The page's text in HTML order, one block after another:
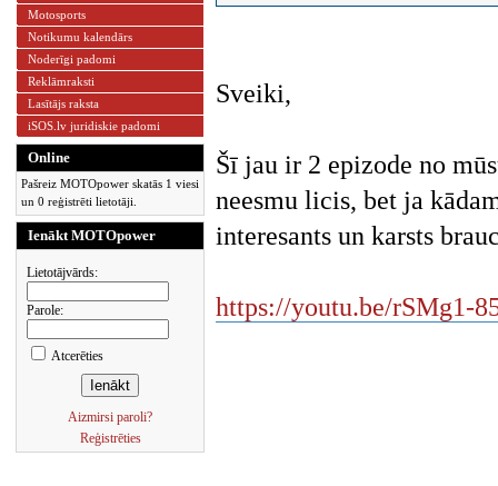
Motosports
Notikumu kalendārs
Noderīgi padomi
Reklāmraksti
Lasītājs raksta
iSOS.lv juridiskie padomi
Online
Pašreiz MOTOpower skatās 1 viesi
un 0 reģistrēti lietotāji.
Ienākt MOTOpower
Lietotājvārds:
Parole:
Atcerēties
Aizmirsi paroli?
Reģistrēties
Sveiki,
Šī jau ir 2 epizode no
neesmu licis, bet ja
interesants un karsts
https://youtu.be/rSMg1-